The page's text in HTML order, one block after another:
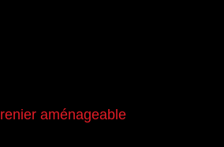
aménageable